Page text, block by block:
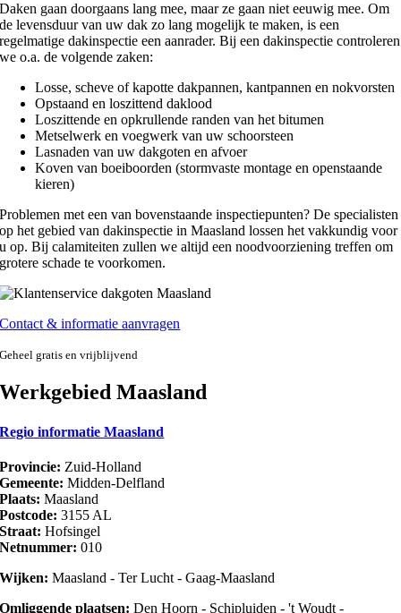
Daken gaan doorgaans lang mee, maar ze gaan niet eeuwig mee. Om
de levensduur van uw dak zo lang mogelijk te maken, is een
regelmatige dakinspectie een aanrader. Bij een dakinspectie controleren
we o.a. de volgende zaken:
Losse, scheve of kapotte dakpannen, kantpannen en nokvorsten
Opstaand en loszittend daklood
Loszittende en opkrullende randen van het bitumen
Metselwerk en voegwerk van uw schoorsteen
Lasnaden van uw dakgoten en afvoer
Koven van boeiboorden (stormvaste montage en openstaande
kieren)
Problemen met een van bovenstaande inspectiepunten? De specialisten
op het gebied van dakinspectie in Maasland lossen het vakkundig voor
u op. Bij calamiteiten zullen we altijd een noodvoorziening treffen om
grotere schade te voorkomen.
Contact & informatie aanvragen
Geheel gratis en vrijblijvend
Werkgebied Maasland
Regio informatie Maasland
Provincie: Zuid-Holland
Gemeente: Midden-Delfland
Plaats: Maasland
Postcode: 3155 AL
Straat: Hofsingel
Netnummer: 010
Wijken: Maasland - Ter Lucht - Gaag-Maasland
Omliggende plaatsen: Den Hoorn - Schipluiden - 't Woudt -